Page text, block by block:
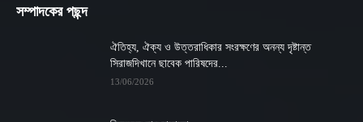
সম্পাদকের পছন্দ
ঐতিহ্য, ঐক্য ও উত্তরাধিকার সংরক্ষণের অনন্য দৃষ্টান্ত
সিরাজদিখানে ছাবেক পারিষদের...
13/06/2026